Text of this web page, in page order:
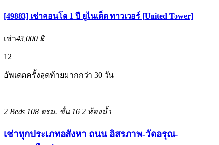
[49883] เช่าคอนโด 1 ปี ยูไนเต็ด ทาวเวอร์ [United Tower]
เช่า43,000 ฿
12
อัพเดตครั้งสุดท้ายมากกว่า 30 วัน
2 Beds 108 ตรม. ชั้น 16 2 ห้องน้ำ
เช่าทุกประเภทอสังหา ถนน อิสรภาพ-วัดอรุณ-